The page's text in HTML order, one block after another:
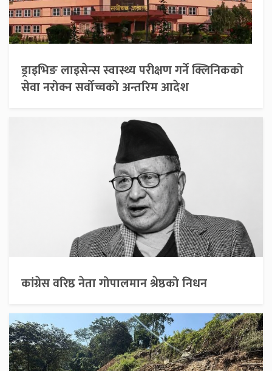
ड्राइभिङ लाइसेन्स स्वास्थ्य परीक्षण गर्ने क्लिनिकको
सेवा नरोक्न सर्वोच्चको अन्तरिम आदेश
कांग्रेस वरिष्ठ नेता गोपालमान श्रेष्ठको निधन